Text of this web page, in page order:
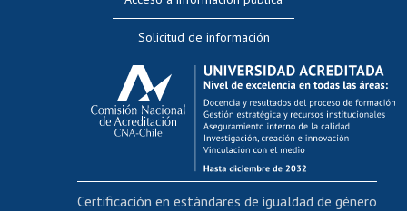
Editar Portafolio Académico
Evaluación docente
Calificación académica
Postulación al AUCAI
Funcionarias/os
Cursos internos de capacitación
Bienestar del personal
Portal de movilidad interna
Solicitud de información
Certificación en estándares de igualdad de género